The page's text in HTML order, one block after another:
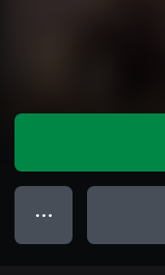
● ● ●